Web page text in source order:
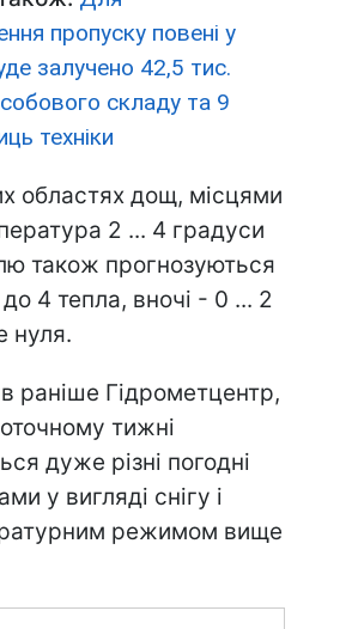
пропуску повені у
залучено 42,5 тис.
складу та 9
техніки
областях дощ, місцями
2 ... 4 градуси
також прогнозуються
4 тепла, вночі - 0 ... 2
нуля.
раніше Гідрометцентр,
тижні
дуже різні погодні
у вигляді снігу і
режимом вище